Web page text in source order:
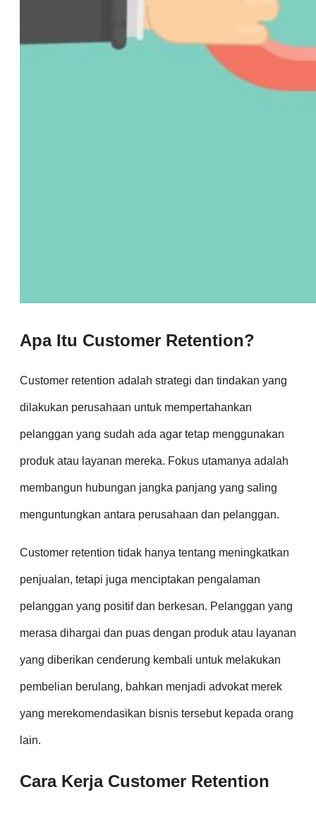
Apa Itu Customer Retention?
Customer retention adalah strategi dan tindakan yang
dilakukan perusahaan untuk mempertahankan
pelanggan yang sudah ada agar tetap menggunakan
produk atau layanan mereka. Fokus utamanya adalah
membangun hubungan jangka panjang yang saling
menguntungkan antara perusahaan dan pelanggan.
Customer retention tidak hanya tentang meningkatkan
penjualan, tetapi juga menciptakan pengalaman
pelanggan yang positif dan berkesan. Pelanggan yang
merasa dihargai dan puas dengan produk atau layanan
yang diberikan cenderung kembali untuk melakukan
pembelian berulang, bahkan menjadi advokat merek
yang merekomendasikan bisnis tersebut kepada orang
lain.
Cara Kerja Customer Retention